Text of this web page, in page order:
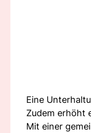
Eine
Zudem erhöht
Mit einer